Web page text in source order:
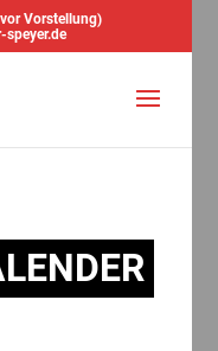
Vorstellung)
speyer.de